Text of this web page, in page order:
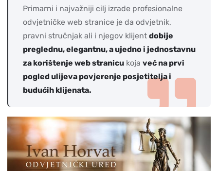
Primarni i najvažniji cilj izrade profesionalne
odvjetničke web stranice je da odvjetnik,
pravni stručnjak ali i njegov klijent dobije
preglednu, elegantnu, a ujedno i jednostavnu
za korištenje web stranicu koja već na prvi
pogled ulijeva povjerenje posjetitelja i
budućih klijenata.